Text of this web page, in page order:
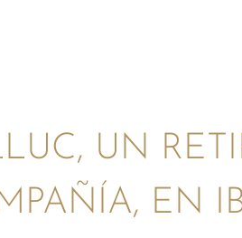
UN
EN